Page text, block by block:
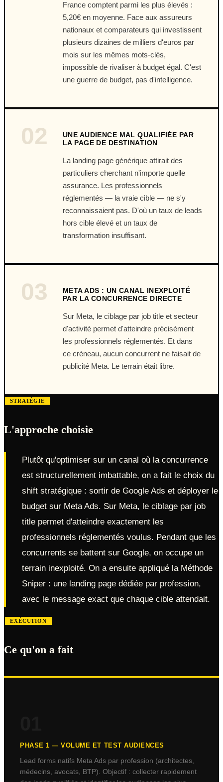
France comptent parmi les plus élevés :
5,20€ en moyenne. Face aux assureurs
nationaux et comparateurs qui investissent
plusieurs dizaines de milliers d'euros par
mois sur les mêmes mots-clés,
impossible de rivaliser à budget égal. C'est
une guerre de budget, pas d'intelligence.
02
UNE AUDIENCE MAL QUALIFIÉE PAR
LA PAGE DE DESTINATION
La landing page générique attirait des
particuliers cherchant n'importe quelle
assurance. Les professionnels
réglementés — la vraie cible — ne s'y
reconnaissaient pas. D'où un taux de leads
hors cible élevé et un taux de
transformation insuffisant.
03
META ADS : UN CANAL INEXPLOITÉ
PAR LA CONCURRENCE DIRECTE
Sur Meta, le ciblage par job title et secteur
d'activité permet d'atteindre précisément
les professionnels réglementés. Et dans
ce créneau, aucun concurrent ne faisait de
publicité Meta. Le terrain était libre.
STRATÉGIE
L'approche choisie
Plutôt qu'optimiser sur un canal où la concurrence
est structurellement imbattable, on a fait le choix du
shift stratégique : sortir de Google Ads et déployer le
budget sur Meta Ads. Sur Meta, le ciblage par job
title permet d'atteindre exactement les
professionnels réglementés voulus. Pendant que les
concurrents se battent sur Google, on occupe un
terrain inexploité. On a ensuite appliqué la Méthode
Sniper : une landing page dédiée par profession,
avec le message exact que chaque cible attendait.
EXÉCUTION
Ce qu'on a fait
PHASE1 —VOLUME ET TEST AUDIENCES
Lead forms natifs Meta Ads par profession (architectes,
médecins, avocats, BTP). Objectif : collecter rapidement